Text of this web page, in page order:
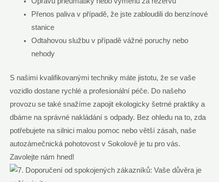
Přenos paliva v případě, že jste zabloudili do benzínové
stanice
Odtahovou službu v případě vážné poruchy nebo
nehody
S našimi kvalifikovanými techniky máte jistotu, že se vaše
vozidlo dostane rychlé a profesionální péče. Do našeho
provozu se také snažíme zapojit ekologicky šetrné praktiky a
dbáme na správné nakládání s odpady. Bez ohledu na to, zda
potřebujete na silnici malou pomoc nebo větší zásah, naše
autozámečnická pohotovost v Sokolově je tu pro vás.
Zavolejte nám hned!